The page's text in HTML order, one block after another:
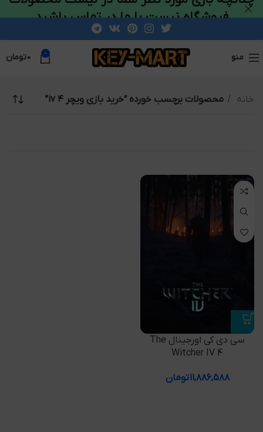
منو 0 ۰تومان
خانه محصولات برچسب خورده “خرید بازی ویچر ۴ iv”
سی دی کی اورجینال The
Witcher IV 4
۱۱,۸۸۶,۵۸۸تومان
فروشگاه نیست با ما در تماس باشید